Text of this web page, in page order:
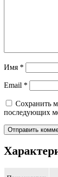
Имя *
Email *
Сохранить
последующих